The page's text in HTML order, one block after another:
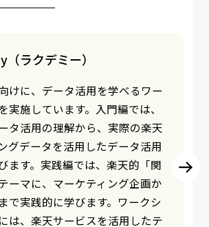
ラクダッシュ）
特化したデータツールを提供し
を超える楽天IDに紐づくマー
ータを活用し、各自治体の「商
と納税」「観光」をはじめとし
特化して可視化。楽天が展開す
ービスから得られる購買実績デ
ユーザーの消費行動やライフス
・関心を見える化します。自治